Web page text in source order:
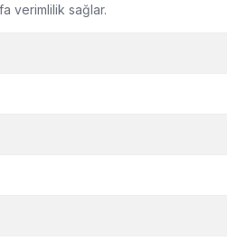
verimlilik sağlar.